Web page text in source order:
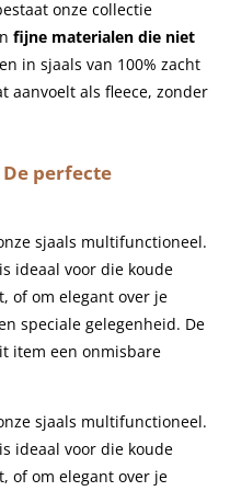
onze collectie
fijne materialen die niet
in sjaals van 100% zacht
aanvoelt als fleece, zonder
perfecte
sjaals multifunctioneel.
is ideaal voor die koude
of om elegant over je
speciale gelegenheid. De
item een onmisbare
sjaals multifunctioneel.
is ideaal voor die koude
of om elegant over je